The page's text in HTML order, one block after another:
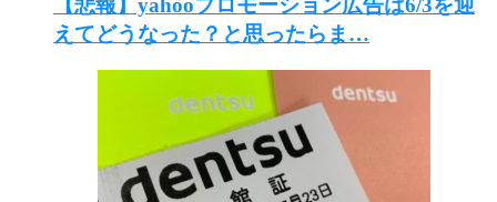
【悲報】yahooプロモーション広告は6/3を迎
えてどうなった？と思ったらま…